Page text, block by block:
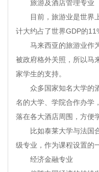
旅游及酒店管理专业
目前，旅游业是世界上
计大约占了世界GDP的
马来西亚的旅游业作为
被政府格外关照，所以马
家学生的支持。
众多国家知名大学的酒
名的大学、学院合作办学
落在各大酒店周围，方便
比如泰莱大学与法国合
级专业，作为课程设置的
经济金融专业